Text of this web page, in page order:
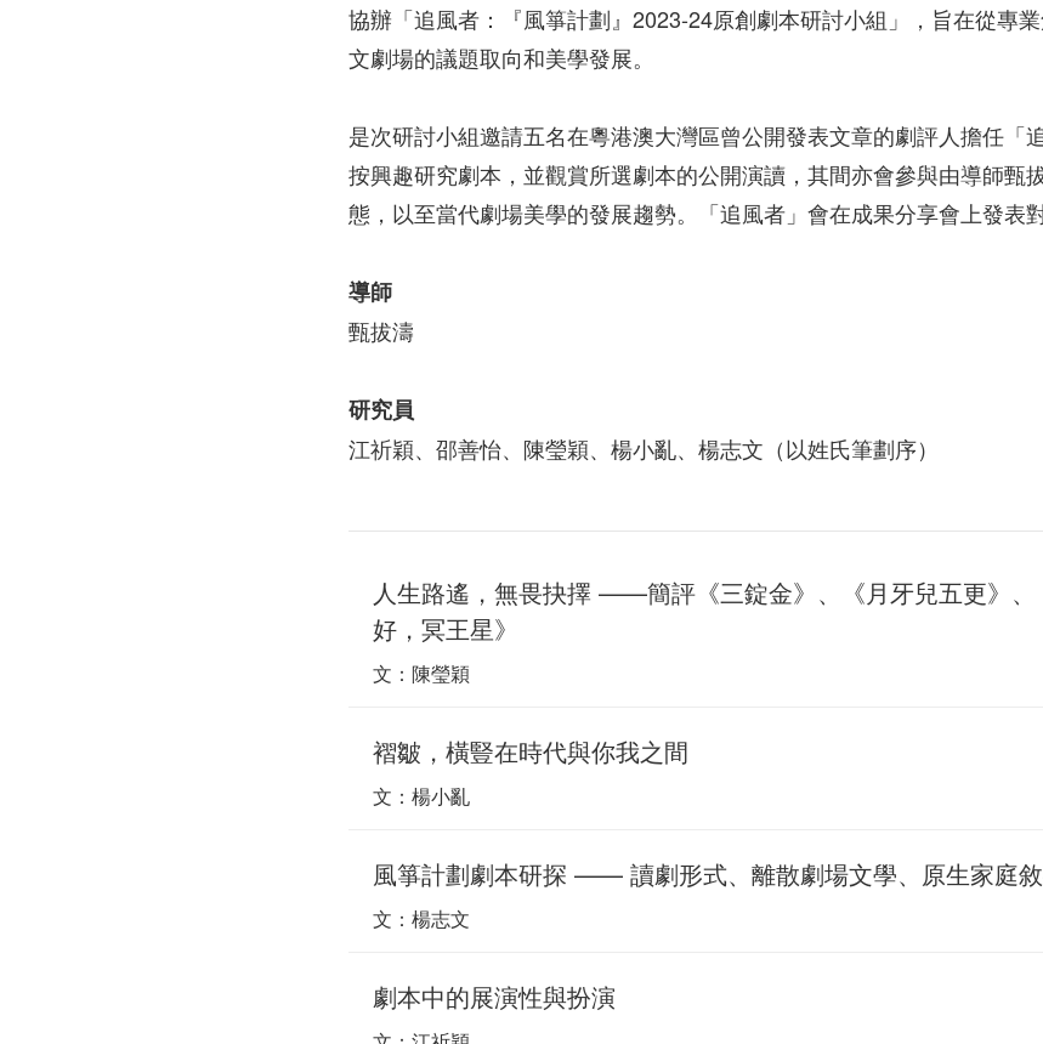
協辦「追風者：『風箏計劃』2023-24原創劇本研討小組」，旨在從專
文劇場的議題取向和美學發展。
是次研討小組邀請五名在粵港澳大灣區曾公開發表文章的劇評人擔任「
按興趣研究劇本，並觀賞所選劇本的公開演讀，其間亦會參與由導師甄
態，以至當代劇場美學的發展趨勢。「追風者」會在成果分享會上發表
導師
甄拔濤
研究員
江祈穎、邵善怡、陳瑩穎、楊小亂、楊志文（以姓氏筆劃序）
人生路遙，無畏抉擇 ——簡評《三錠金》、《月牙兒五更》
好，冥王星》
文：陳瑩穎
褶皺，橫豎在時代與你我之間
文：楊小亂
風箏計劃劇本研探 —— 讀劇形式、離散劇場文學、原生家庭
文：楊志文
劇本中的展演性與扮演